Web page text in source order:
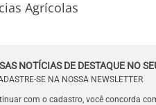
Agrícolas
NOTÍCIAS DE DESTAQUE NO
SE NA NOSSA NEWSLETTER
com o cadastro, você concorda